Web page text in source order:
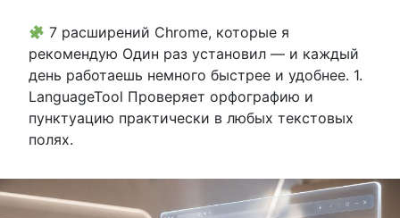
7 расширений Chrome, которые я
рекомендую Один раз установил — и каждый
день работаешь немного быстрее и удобнее. 1.
LanguageTool Проверяет орфографию и
пунктуацию практически в любых текстовых
полях.